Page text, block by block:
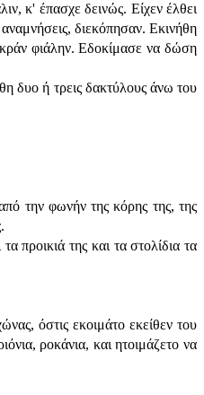
κ' έπασχε δεινώς. Είχεν έλθει
διεκόπησαν. Εκινήθη
φιάλην. Εδοκίμασε να δώση
δυο ή τρεις δακτύλους άνω του
την φωνήν της κόρης της, της
της και τα στολίδια τα
όστις εκοιμάτο εκείθεν του
ροκάνια, και ητοιμάζετο να